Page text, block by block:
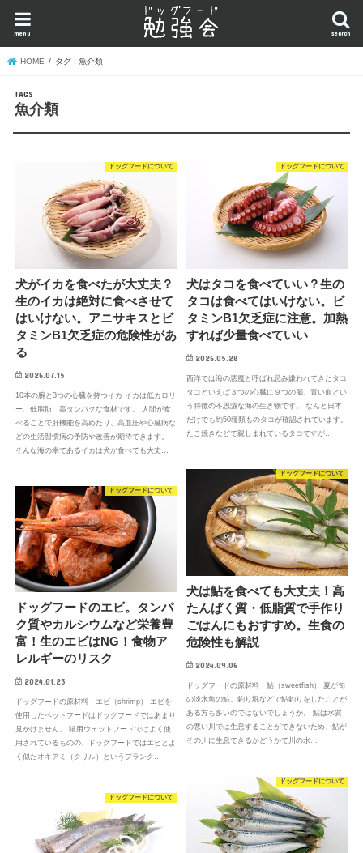
search
menu
HOME タグ : 魚介類
魚介類
ドッグフードについて
犬がイカを食べたが大丈夫？
生のイカは絶対に食べさせて
はいけない。アニサキスとビ
タミンB1欠乏症の危険性があ
る
2026.07.15
10本の腕と3つの心臓を持つイカ イカは低カロリ
ー、低脂肪、高タンパクな食材です。 人間が食
べることで肝機能を高めたり、高血圧や心臓病な
どの生活習慣病の予防や改善が期待できます。
そんな海の幸であるイカは犬が食べても大丈…
ドッグフードについて
犬はタコを食べていい？生の
タコは食べてはいけない。ビ
タミンB1欠乏症に注意。加熱
すれば少量食べていい
2026.05.28
西洋では海の悪魔と呼ばれ忌み嫌われてきたタコ
タコといえば３つの心臓に９つの脳、青い血とい
う特徴の不思議な海の生き物です。 なんと日本
だけでも約50種類ものタコが確認されています。
たこ焼きなどで親しまれているタコですが…
ドッグフードについて
犬は鮎を食べても大丈夫！高
たんぱく質・低脂質で手作り
ごはんにもおすすめ。生食の
危険性も解説
2024.09.06
ドッグフードの原材料：鮎（sweetfish） 夏が旬
の淡水魚の鮎。釣り堀などで鮎釣りをしたことが
ある方も多いのではないでしょうか。 鮎は水質
の悪い川では生息することができないため、鮎が
その川に生息できるかどうかで川の水…
ドッグフードについて
ドッグフードのエビ。タンパ
ク質やカルシウムなど栄養豊
富！生のエビはNG！食物ア
レルギーのリスク
2024.01.23
ドッグフードの原材料：エビ（shrimp） エビを
使用したペットフードはドッグフードではあまり
見かけません。 猫用ウェットフードではよく使
用されているものの、ドッグフードではエビとよ
く似たオキアミ（クリル）というプランク…
ドッグフードについて
ドッグフードについて